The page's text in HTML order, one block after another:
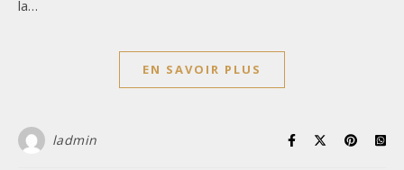
la…
EN SAVOIR PLUS
ladmin